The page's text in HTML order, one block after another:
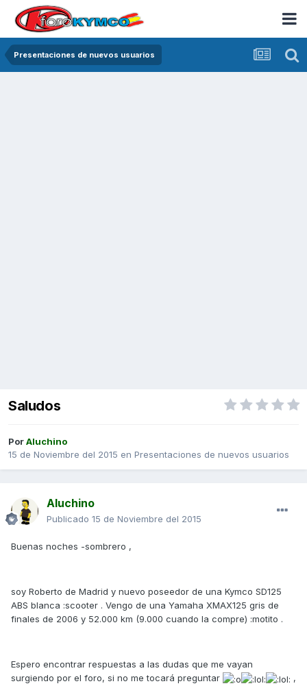
Presentaciones de nuevos usuarios
Saludos
PorAluchino
15 de Noviembre del 2015 en Presentaciones de nuevos usuarios
Aluchino
Publicado 15 de Noviembre del 2015
Buenas noches -sombrero ,
soy Roberto de Madrid y nuevo poseedor de una Kymco SD125
ABS blanca :scooter . Vengo de una Yamaha XMAX125 gris de
finales de 2006 y 52.000 km (9.000 cuando la compre) :motito .
Espero encontrar respuestas a las dudas que me vayan
surgiendo por el foro, si no me tocará preguntar
,